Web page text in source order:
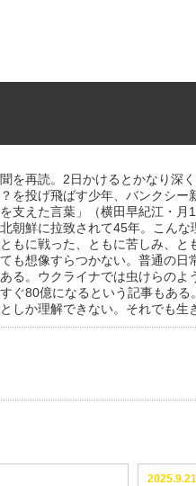
を再読。2日かけるとかなり深
を投げ飛ばす少年、バンクシ
支えた言葉」（横田早紀江・
朝鮮に拉致されて45年。こん
もに戦った、ともに苦しみ、と
も想像すらつかない。普通の日
る。ウクライナでは虫けらの
ぐ80億になるという記事もあ
しか理解できない。それでも生
2025.9.21